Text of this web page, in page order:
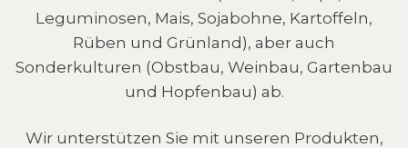
Leguminosen, Mais, Sojabohne, Kartoffeln,
Rüben und Grünland), aber auch
Sonderkulturen (Obstbau, Weinbau, Gartenbau
und Hopfenbau) ab.
Wir unterstützen Sie mit unseren Produkten,